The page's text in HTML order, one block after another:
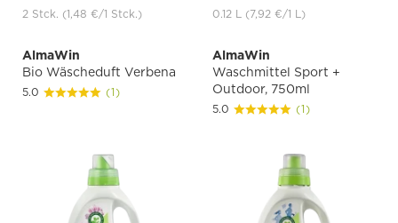
2 Stck. (1,48 €/1 Stck.) 0.12 L (7,92 €/1 L)
AlmaWin
Bio Wäscheduft Verbena
5.0 (1)
AlmaWin
Waschmittel Sport +
Outdoor, 750ml
5.0 (1)